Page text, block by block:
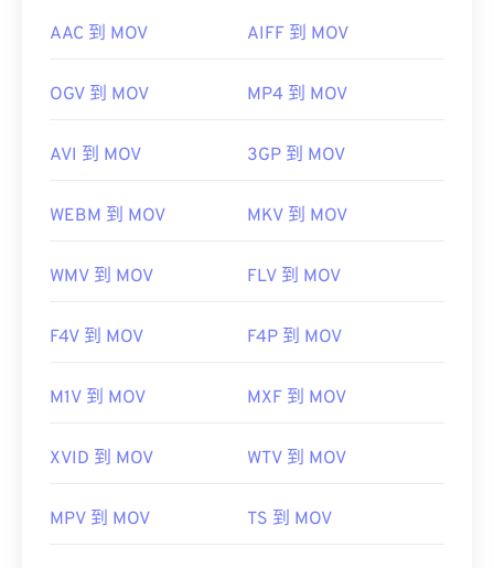
AAC 到 MOV AIFF 到 MOV
OGV 到 MOV MP4 到 MOV
AVI 到 MOV 3GP 到 MOV
WEBM 到 MOV MKV 到 MOV
WMV 到 MOV FLV 到 MOV
F4V 到 MOV F4P 到 MOV
M1V 到 MOV MXF 到 MOV
XVID 到 MOV WTV 到 MOV
MPV 到 MOV TS 到 MOV